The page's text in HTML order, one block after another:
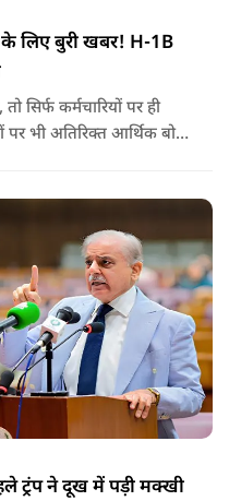
के लिए बुरी खबर! H-1B
सिर्फ कर्मचारियों पर ही
पर भी अतिरिक्त आर्थिक बोझ
हैं.
ट्रंप ने दूख में पड़ी मक्खी